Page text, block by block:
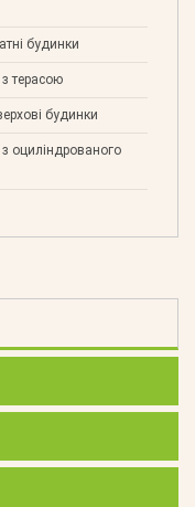
будинки
терасою
будинки
оциліндрованого